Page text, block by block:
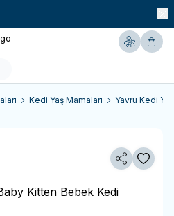
Hesabım
Kedi Yaş Mamaları Yavru Kedi
Paylaş
Kitten Bebek Kedi